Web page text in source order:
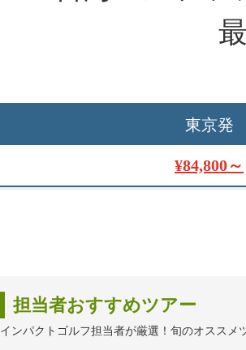
東京発
¥84,800～
担当者おすすめツアー
インパクトゴルフ担当者が厳選！旬のオススメ